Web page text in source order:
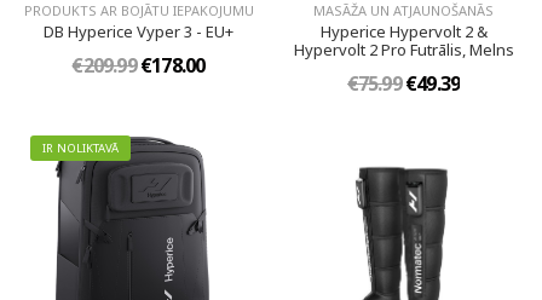
PRODUKTS AR BOJĀTU IEPAKOJUMU
DB Hyperice Vyper 3 - EU+
€209.99€178.00
MASĀŽA UN ATJAUNOŠANĀS
Hyperice Hypervolt 2 &
Hypervolt 2 Pro Futrālis, Melns
€75.99€49.39
IR NOLIKTAVĀ